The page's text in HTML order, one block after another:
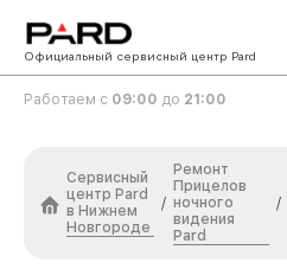
Официальный сервисный центр Pard
Работаем с 09:00 до 21:00
Сервисный
центр Pard
в Нижнем
Новгороде
/
Ремонт
Прицелов
ночного
видения
Pard
/